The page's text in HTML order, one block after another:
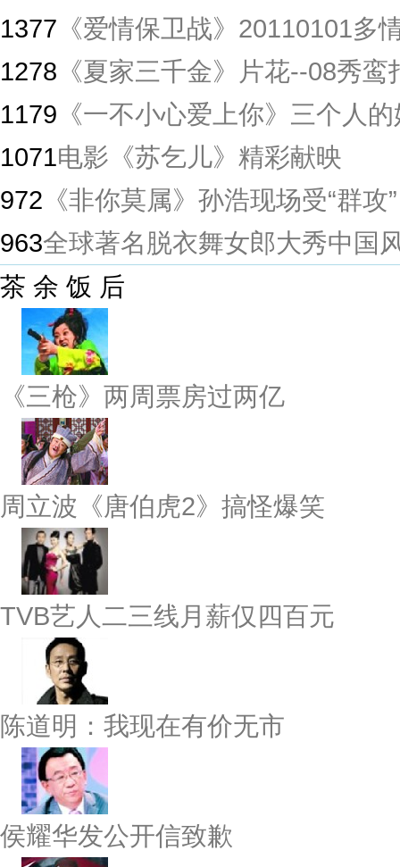
1377 《爱情保卫战》20110101多
1278 《夏家三千金》片花--08秀鸾
1179 《一不小心爱上你》三个人
1071电影《苏乞儿》精彩献映
972 《非你莫属》孙浩现场受“群攻”
963全球著名脱衣舞女郎大秀中国
茶 余 饭 后
《三枪》两周票房过两亿
周立波《唐伯虎2》搞怪爆笑
TVB艺人二三线月薪仅四百元
陈道明：我现在有价无市
侯耀华发公开信致歉